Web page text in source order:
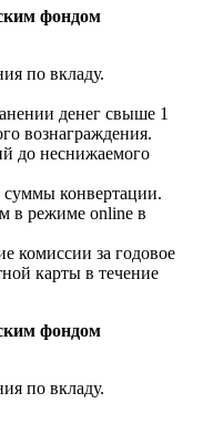
фондом
по вкладу.
денег свыше 1
вознаграждения.
до неснижаемого
суммы конвертации.
в режиме online в
комиссии за годовое
карты в течение
фондом
по вкладу.